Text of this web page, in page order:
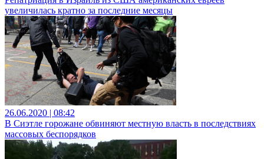
увеличилась кратно за последние месяцы
26.06.2020 | 08:42
В Сиэтле горожане обвиняют местную власть в последствиях
массовых беспорядков